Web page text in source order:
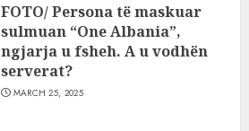
FOTO/ Persona të maskuar
sulmuan “One Albania”,
ngjarja u fsheh. A u vodhën
serverat?
MARCH 25, 2025